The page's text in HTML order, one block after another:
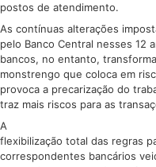
postos de atendimento.
As contínuas alterações
pelo Banco Central nesses 12
bancos, no entanto,
monstrengo que coloca em
provoca a precarização do
traz mais riscos para as
A
flexibilização total das regras
correspondentes bancários